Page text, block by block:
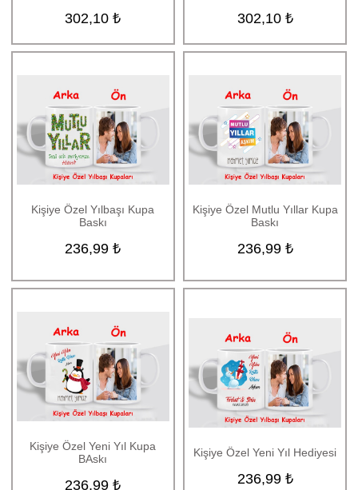
302,10 ₺ 302,10 ₺
Kişiye Özel Yılbaşı Kupa
Baskı
236,99 ₺
Kişiye Özel Mutlu Yıllar Kupa
Baskı
236,99 ₺
Kişiye Özel Yeni Yıl Kupa
BAskı
236,99 ₺
Kişiye Özel Yeni Yıl Hediyesi
236,99 ₺